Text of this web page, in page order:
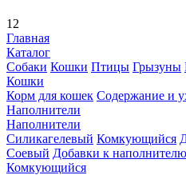
12
Главная
Каталог
Собаки Кошки Птицы Грызуны
Кошки
Корм для кошек Содержание и
Наполнители
Наполнители
Силикагелевый Комкующийся
Соевый Добавки к наполнителю
Комкующийся